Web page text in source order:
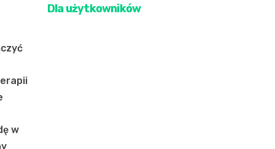
w
Dla użytkowników